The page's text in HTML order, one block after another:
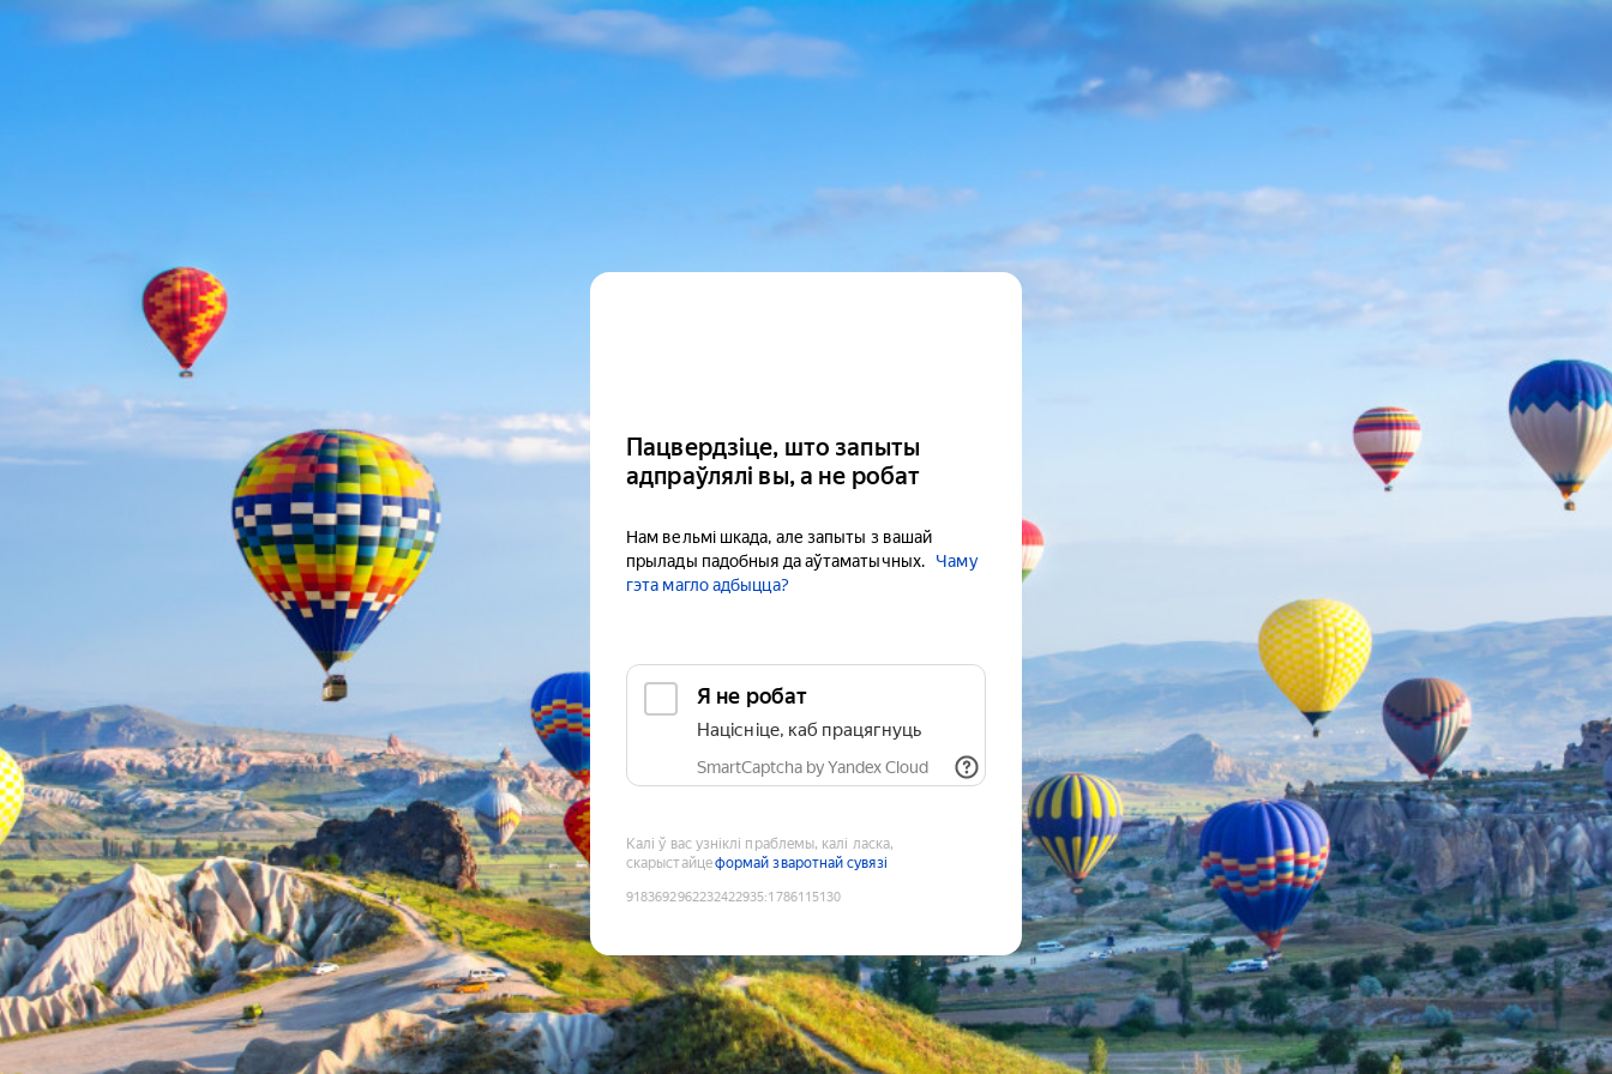
Пацвердзіце, што запыты
адпраўлялі вы, а не робат
Нам вельмі шкада, але запыты з вашай
прылады падобныя да аўтаматычных.
Чаму
гэта магло адбыцца?
Я не робат
Націсніце, каб працягнуць
SmartCaptcha by Yandex Cloud
Калі ў вас узніклі праблемы, калі ласка,
скарыстайцеформай зваротнай сувязі
9183692962232422935:1786115130